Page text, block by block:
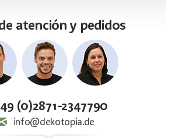
atención y pedidos
(0)2871-2347790
info@dekotopia.de